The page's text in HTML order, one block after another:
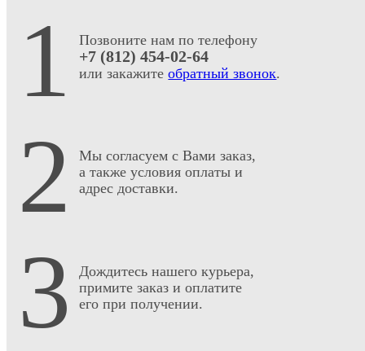
1 Позвоните нам по телефону
+7 (812) 454-02-64
или закажитеобратный звонок.
2
Мы согласуем с Вами заказ,
а также условия оплаты и
адрес доставки.
3
Дождитесь нашего курьера,
примите заказ и оплатите
его при получении.